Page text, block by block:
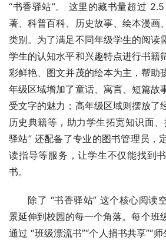
“书香驿站”。 这里的藏书量超过
著、科普百科、历史故事、绘本漫画
类别。为了满足不同年级学生的阅读
学生的认知水平和兴趣特点进行书籍
彩鲜艳、图文并茂的绘本为主，帮助
年级区域增加了童话、寓言、短篇故
受文字的魅力；高年级区域则摆放了
历史典籍等，助力学生拓宽知识面
驿站” 还配备了专业的图书管理员，
读指导等服务，让学生不仅能找到
书。
除了 “书香驿站” 这个核心阅读
景延伸到校园的每一个角落。每个班
通过 “班级漂流书”“个人捐书共享”“